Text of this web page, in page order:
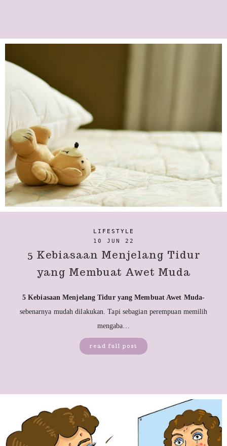
LIFESTYLE
10 JUN 22
5 Kebiasaan Menjelang Tidur
yang Membuat Awet Muda
5 Kebiasaan Menjelang Tidur yang Membuat Awet Muda-
sebenarnya mudah dilakukan. Tapi sebagian perempuan memilih
mengaba…
read full post